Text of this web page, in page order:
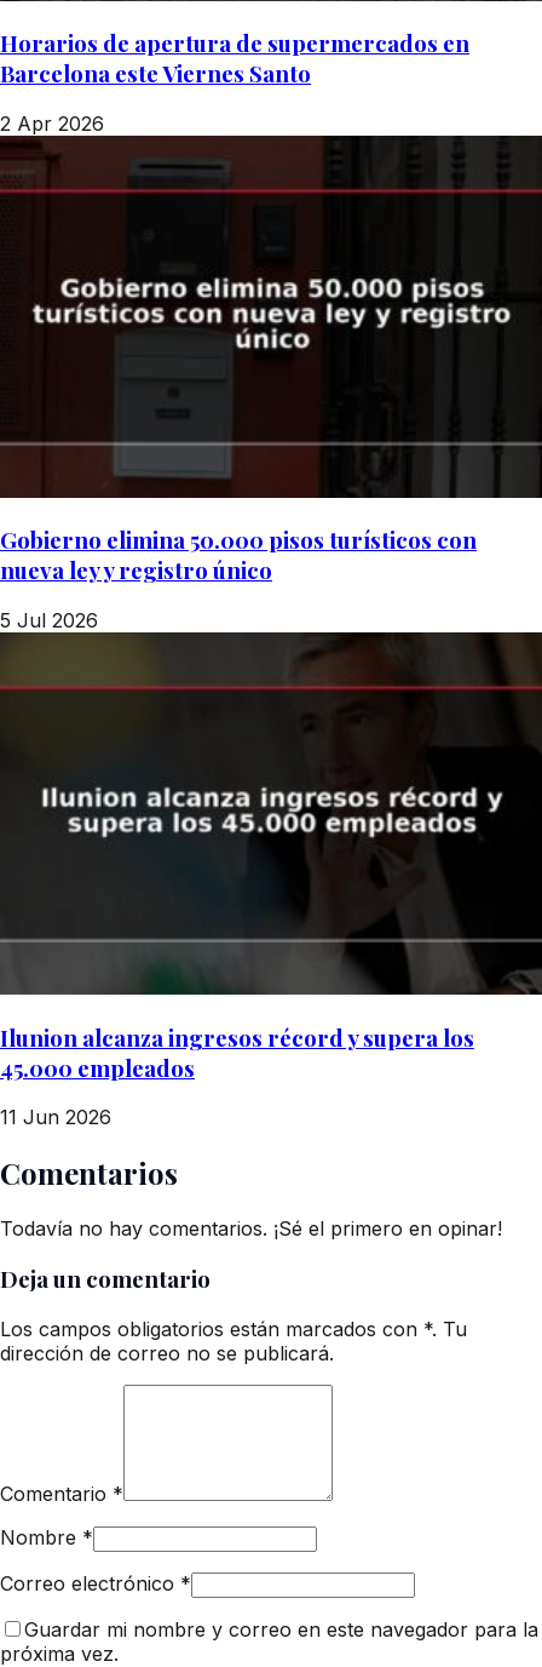
Horarios de apertura de supermercados en
Barcelona este Viernes Santo
2 Apr 2026
Gobierno elimina 50.000 pisos turísticos con
nueva ley y registro único
5 Jul 2026
Ilunion alcanza ingresos récord y supera los
45.000 empleados
11 Jun 2026
Comentarios
Todavía no hay comentarios. ¡Sé el primero en opinar!
Deja un comentario
Los campos obligatorios están marcados con *. Tu
dirección de correo no se publicará.
Comentario *
Nombre *
Correo electrónico *
Guardar mi nombre y correo en este navegador para la
próxima vez.